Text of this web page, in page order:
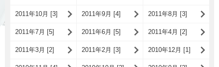
2011年10月 [3] 2011年9月 [4] 2011年8月 [3]
2011年7月 [5] 2011年6月 [5] 2011年4月 [2]
2011年3月 [2] 2011年2月 [3] 2010年12月 [1]